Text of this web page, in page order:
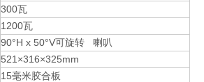
300瓦
1200瓦
90°H x 50°V可旋转 喇叭
521×316×325mm
15毫米胶合板